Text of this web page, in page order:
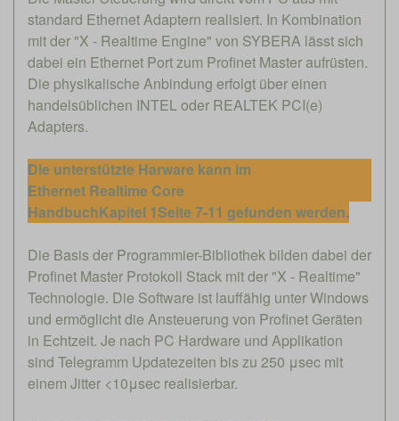
standard Ethernet Adaptern realisiert. In Kombination
mit der "X - Realtime Engine" von SYBERA lässt sich
dabei ein Ethernet Port zum Profinet Master aufrüsten.
Die physikalische Anbindung erfolgt über einen
handelsüblichen INTEL oder REALTEK PCI(e)
Adapters.
Die unterstützte Harware kann im
Ethernet Realtime Core
HandbuchKapitel 1Seite 7-11 gefunden werden.
Die Basis der Programmier-Bibliothek bilden dabei der
Profinet Master Protokoll Stack mit der "X - Realtime"
Technologie. Die Software ist lauffähig unter Windows
und ermöglicht die Ansteuerung von Profinet Geräten
in Echtzeit. Je nach PC Hardware und Applikation
sind Telegramm Updatezeiten bis zu 250 μsec mit
einem Jitter <10μsec realisierbar.